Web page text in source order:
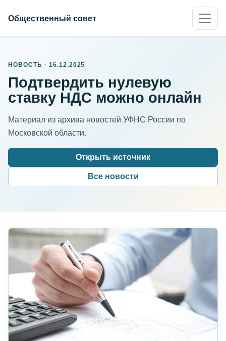
Общественный совет
НОВОСТЬ · 16.12.2025
Подтвердить нулевую
ставку НДС можно онлайн
Материал из архива новостей УФНС России по
Московской области.
Открыть источник
Все новости